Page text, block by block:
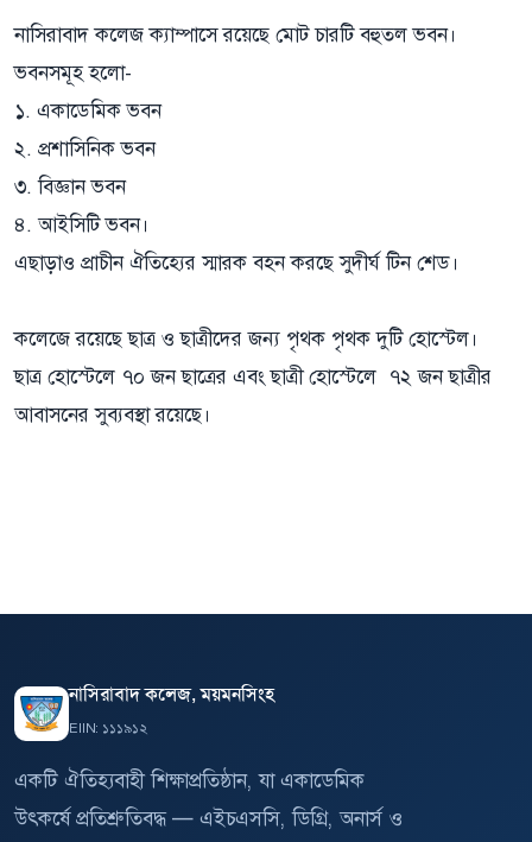
নাসিরাবাদ কলেজ ক্যাম্পাসে রয়েছে মোট চারটি বহুতল ভবন।
ভবনসমূহ হলো-
১. একাডেমিক ভবন
২. প্রশাসিনিক ভবন
৩. বিজ্ঞান ভবন
৪. আইসিটি ভবন।
এছাড়াও প্রাচীন ঐতিহ্যের স্মারক বহন করছে সুদীর্ঘ টিন শেড।
কলেজে রয়েছে ছাত্র ও ছাত্রীদের জন্য পৃথক পৃথক দুটি হোস্টেল।
ছাত্র হোস্টেলে ৭০ জন ছাত্রের এবং ছাত্রী হোস্টেলে ৭২ জন ছাত্রীর
আবাসনের সুব্যবস্থারয়েছে।
নাসিরাবাদ কলেজ, ময়মনসিংহ
EIIN: ১১১৯১২
একটি ঐতিহ্যবাহী শিক্ষাপ্রতিষ্ঠান, যা একাডেমিক
উৎকর্ষে প্রতিশ্রুতিবদ্ধ — এইচএসসি, ডিগ্রি, অনার্স ও